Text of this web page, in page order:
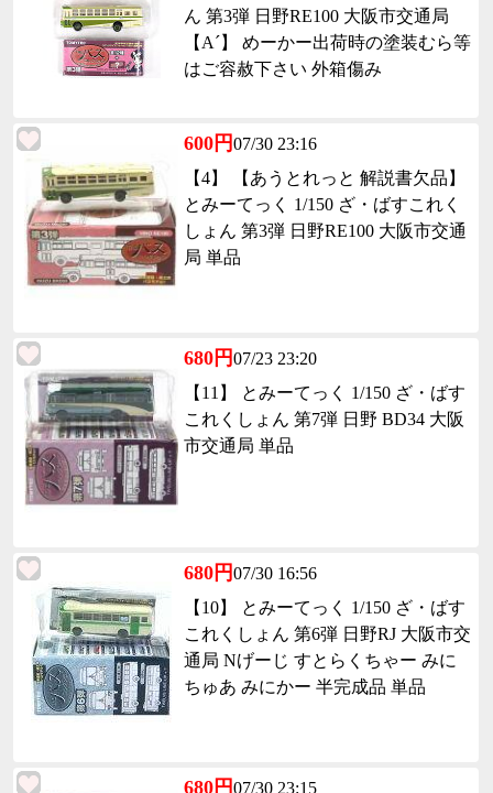
ん 第3弾 日野RE100 大阪市交通局
【A´】 めーかー出荷時の塗装むら等
はご容赦下さい 外箱傷み
600円07/30 23:16
【4】 【あうとれっと 解説書欠品】
とみーてっく 1/150 ざ・ばすこれく
しょん 第3弾 日野RE100 大阪市交通
局 単品
680円07/23 23:20
【11】 とみーてっく 1/150 ざ・ばす
これくしょん 第7弾 日野 BD34 大阪
市交通局 単品
680円07/30 16:56
【10】 とみーてっく 1/150 ざ・ばす
これくしょん 第6弾 日野RJ 大阪市交
通局 Nげーじ すとらくちゃー みに
ちゅあ みにかー 半完成品 単品
680円07/30 23:15